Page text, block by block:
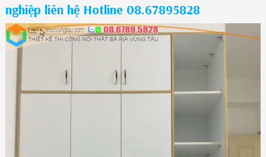
nghiệp liên hệ Hotline 08.67895828